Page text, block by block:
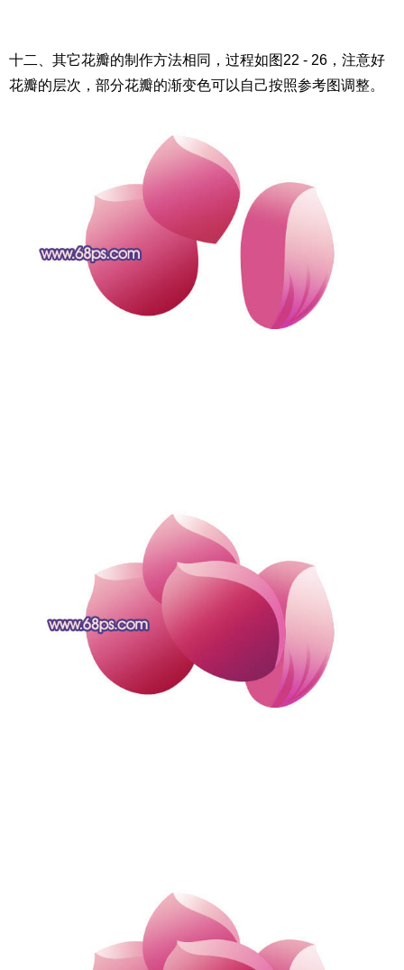
十二、其它花瓣的制作方法相同，过程如图22 - 26，注意好
花瓣的层次，部分花瓣的渐变色可以自己按照参考图调整。